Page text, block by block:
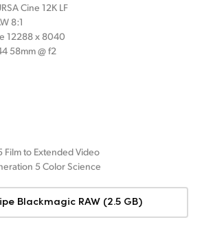
Cine 12K LF
8:1
12288 x 8040
58mm @ f2
Film to Extended Video
5 Color Science
Blackmagic RAW (2.5 GB)